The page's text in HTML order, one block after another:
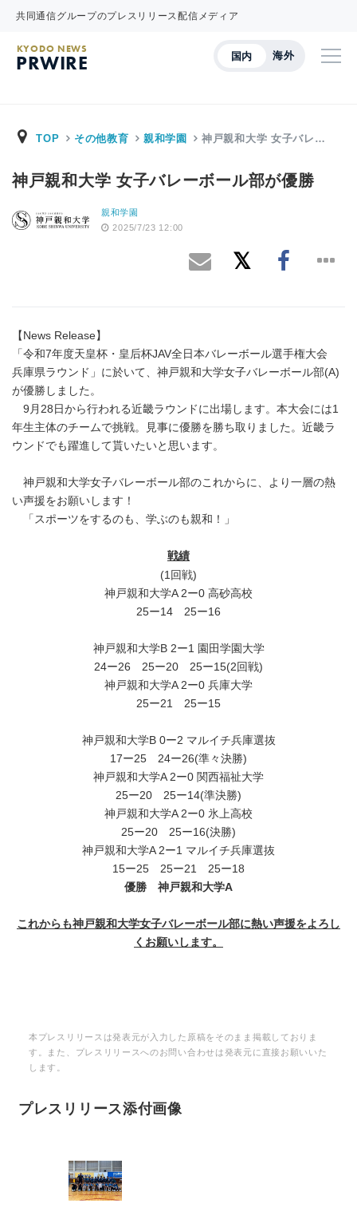
共同通信グループのプレスリリース配信メディア
国内 海外
KYODO NEWS
PRWIRE
TOP その他教育 親和学園 神戸親和大学 女子バレ…
神戸親和大学 女子バレーボール部が優勝
親和学園
2025/7/23 12:00
【News Release】
「令和7年度天皇杯・皇后杯JAV全日本バレーボール選手権大会
兵庫県ラウンド」に於いて、神戸親和大学女子バレーボール部(A)
が優勝しました。
9月28日から行われる近畿ラウンドに出場します。本大会には1
年生主体のチームで挑戦。見事に優勝を勝ち取りました。近畿ラ
ウンドでも躍進して貰いたいと思います。
神戸親和大学女子バレーボール部のこれからに、より一層の熱
い声援をお願いします！
「スポーツをするのも、学ぶのも親和！」
戦績
(1回戦)
神戸親和大学A 2ー0 高砂高校
25ー14 25ー16
神戸親和大学B 2ー1 園田学園大学
24ー26 25ー20 25ー15(2回戦)
神戸親和大学A 2ー0 兵庫大学
25ー21 25ー15
神戸親和大学B 0ー2 マルイチ兵庫選抜
17ー25 24ー26(準々決勝)
神戸親和大学A 2ー0 関西福祉大学
25ー20 25ー14(準決勝)
神戸親和大学A 2ー0 氷上高校
25ー20 25ー16(決勝)
神戸親和大学A 2ー1 マルイチ兵庫選抜
15ー25 25ー21 25ー18
優勝 神戸親和大学A
これからも神戸親和大学女子バレーボール部に熱い声援をよろし
くお願いします。
本プレスリリースは発表元が入力した原稿をそのまま掲載しておりま
す。また、プレスリリースへのお問い合わせは発表元に直接お願いいた
します。
プレスリリース添付画像